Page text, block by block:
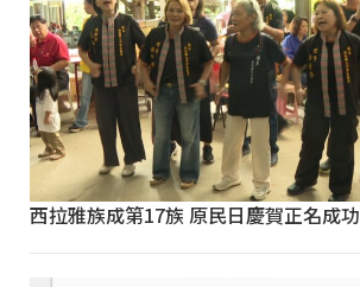
西拉雅族成第17族 原民日慶賀正名成功